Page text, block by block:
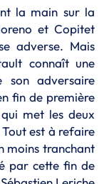
la main sur la
et Copitet
adverse. Mais
connaît une
son adversaire
fin de première
met les deux
Tout est à refaire
moins tranchant
par cette fin de